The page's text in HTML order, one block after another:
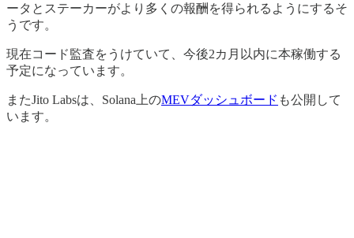
ータとステーカーがより多くの報酬を得られるようにするそ
うです。
現在コード監査をうけていて、今後2カ月以内に本稼働する
予定になっています。
またJito Labsは、Solana上のMEVダッシュボード も公開して
います。